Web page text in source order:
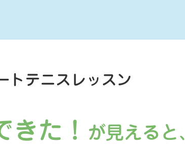
トテニスレッスン
きた！ が見えると、